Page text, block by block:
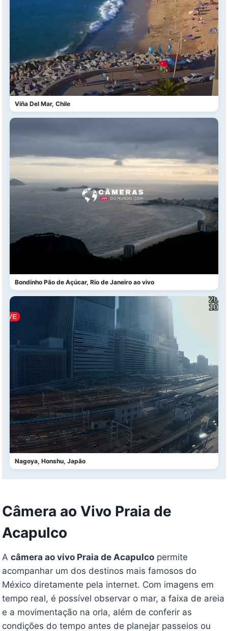
Viña Del Mar, Chile
Bondinho Pão de Açúcar, Rio de Janeiro ao vivo
Nagoya, Honshu, Japão
Câmera ao Vivo Praia de
Acapulco
A câmera ao vivo Praia de Acapulco permite
acompanhar um dos destinos mais famosos do
México diretamente pela internet. Com imagens em
tempo real, é possível observar o mar, a faixa de areia
e a movimentação na orla, além de conferir as
condições do tempo antes de planejar passeios ou